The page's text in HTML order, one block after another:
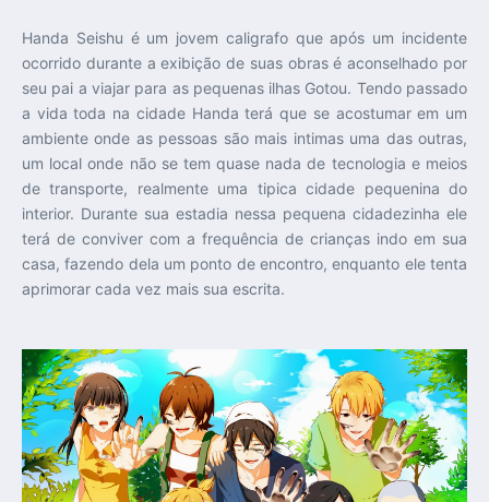
Handa Seishu é um jovem caligrafo que após um incidente
ocorrido durante a exibição de suas obras é aconselhado por
seu pai a viajar para as pequenas ilhas Gotou. Tendo passado
a vida toda na cidade Handa terá que se acostumar em um
ambiente onde as pessoas são mais intimas uma das outras,
um local onde não se tem quase nada de tecnologia e meios
de transporte, realmente uma tipica cidade pequenina do
interior. Durante sua estadia nessa pequena cidadezinha ele
terá de conviver com a frequência de crianças indo em sua
casa, fazendo dela um ponto de encontro, enquanto ele tenta
aprimorar cada vez mais sua escrita.